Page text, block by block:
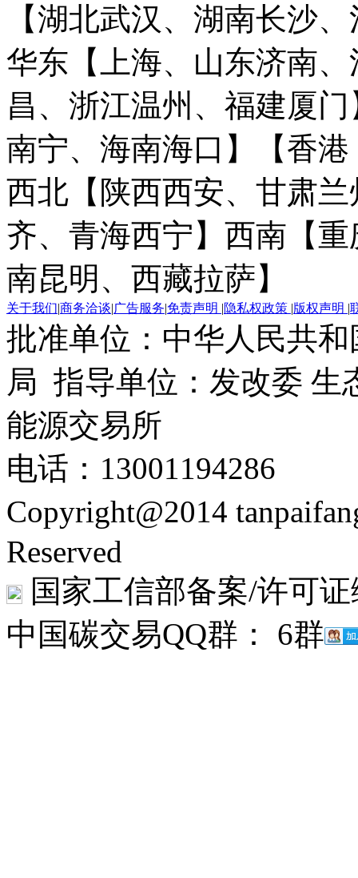
【湖北武汉、湖南长沙
华东【上海、山东济南
昌、浙江温州、福建厦门
南宁、海南海口】
【香
西北【陕西西安、甘肃
齐、青海西宁】 西南【
南昆明、西藏拉萨】
关于我们|商务洽谈|广告服务|免责声明 |隐私权政策 |版权声明 |
批准单位：中华人民共
局 指导单位：发改委 生
能源交易所
电话：13001194286
Copyright@2014
Reserved
国家工信部备案/许可
中国碳交易QQ群： 6群